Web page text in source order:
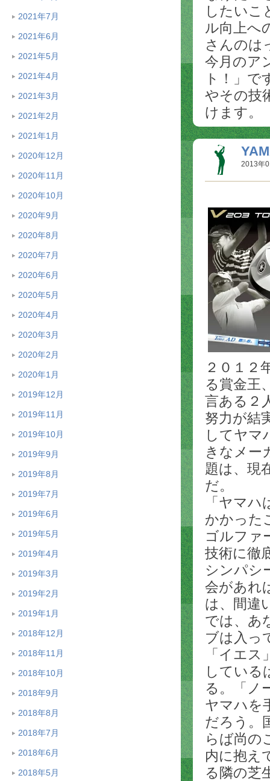
2021年7月
2021年6月
2021年5月
2021年4月
2021年3月
2021年2月
2021年1月
2020年12月
2020年11月
2020年10月
2020年9月
2020年8月
2020年7月
2020年6月
2020年5月
2020年4月
2020年3月
2020年2月
2020年1月
2019年12月
2019年11月
2019年10月
2019年9月
2019年8月
2019年7月
2019年6月
2019年5月
2019年4月
2019年3月
2019年2月
2019年1月
2018年12月
2018年11月
2018年10月
2018年9月
2018年8月
2018年7月
2018年6月
2018年5月
したいこ
ル向上へ
さんのは
今月のア
ト！」
やその
けます。
2013年
２０１２
る賞金王
言ある２
努力が結
してヤマ
きなメー
題は、現
だ。
「ヤマ
かかった
ゴルファ
技術に徹
シンパシ
会があれ
は、間違
では、あ
ブは入っ
「イエ
している
る。「ノ
ヤマハを
だろう。
らば尚の
内に抱え
る隣の芝